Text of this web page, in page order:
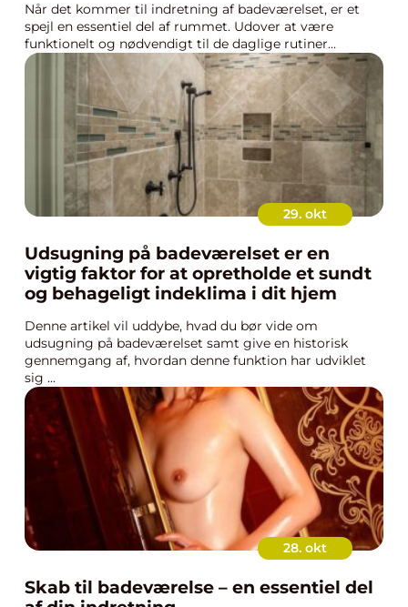
Når det kommer til indretning af badeværelset, er et
spejl en essentiel del af rummet. Udover at være
funktionelt og nødvendigt til de daglige rutiner...
29. okt
Udsugning på badeværelset er en
vigtig faktor for at opretholde et sundt
og behageligt indeklima i dit hjem
Denne artikel vil uddybe, hvad du bør vide om
udsugning på badeværelset samt give en historisk
gennemgang af, hvordan denne funktion har udviklet
sig ...
28. okt
Skab til badeværelse – en essentiel del